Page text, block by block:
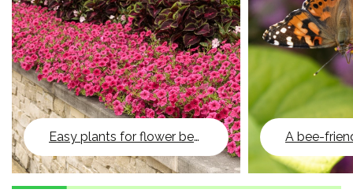
Easy plants for flower beds A bee-